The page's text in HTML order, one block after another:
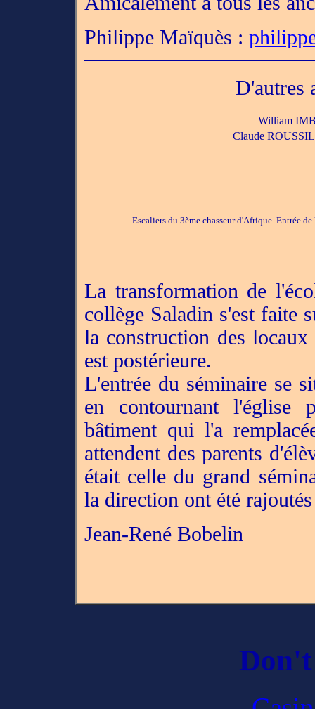
Philippe Maïquès :
William
Claude
Escaliers du 3ème chasseur d'Afrique. Entrée
La transformation de
collège Saladin s'est faite
la construction des
est postérieure.
L'entrée du séminaire se
en contournant l'église
bâtiment qui l'a
attendent des parents
était celle du grand
la direction ont été
Jean-René Bobelin
Don't